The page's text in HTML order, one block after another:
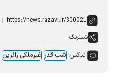
شیئرنگ
ٹیگس: شب قدر غیرملکی زائرین